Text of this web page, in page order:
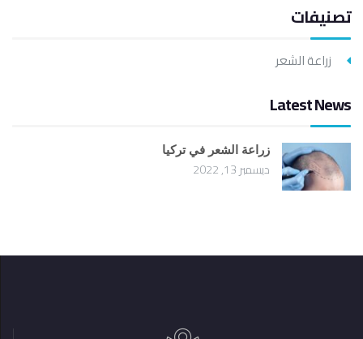
تصنيفات
زراعة الشعر
Latest News
زراعة الشعر في تركيا
ديسمبر 13, 2022